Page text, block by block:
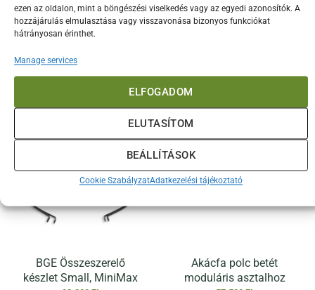
ezen az oldalon, mint a böngészési viselkedés vagy az egyedi azonosítók. A
hozzájárulás elmulasztása vagy visszavonása bizonyos funkciókat
hátrányosan érinthet.
Manage services
ELFOGADOM
ELUTASÍTOM
BEÁLLÍTÁSOK
Cookie SzabályzatAdatkezelési tájékoztató
porhanyós és szaftos maradjon. XL, L, M modellekhez.
Rozsdamentes acélból készült, így hosszú távon
Érdekelhetnek még…
BGE Összeszerelő
készlet Small, MiniMax
Akácfa polc betét
moduláris asztalhoz